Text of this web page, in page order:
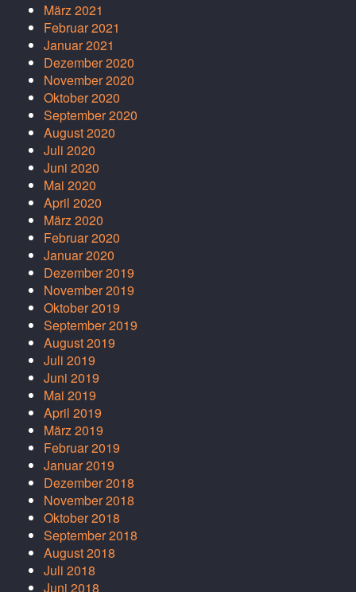
März 2021
Februar 2021
Januar 2021
Dezember 2020
November 2020
Oktober 2020
September 2020
August 2020
Juli 2020
Juni 2020
Mai 2020
April 2020
März 2020
Februar 2020
Januar 2020
Dezember 2019
November 2019
Oktober 2019
September 2019
August 2019
Juli 2019
Juni 2019
Mai 2019
April 2019
März 2019
Februar 2019
Januar 2019
Dezember 2018
November 2018
Oktober 2018
September 2018
August 2018
Juli 2018
Juni 2018